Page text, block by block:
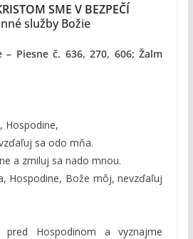
SME V BEZPEČÍ
služby Božie
– Piesne č. 636, 270, 606; Žalm
Hospodine,
sa odo mňa.
a zmiluj sa nado mnou.
Hospodine, Bože môj, nevzďaľuj
Hospodinom a vyznajme